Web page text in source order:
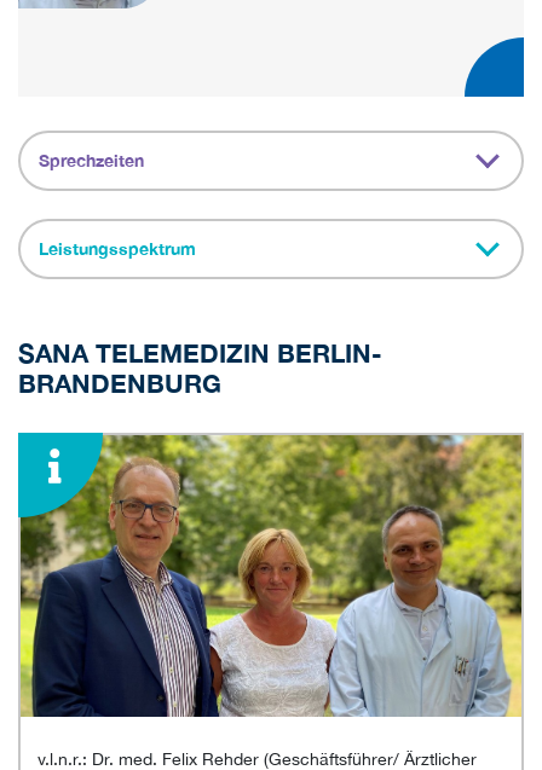
Sprechzeiten
Leistungsspektrum
SANA TELEMEDIZIN BERLIN-
BRANDENBURG
v.l.n.r.: Dr. med. Felix Rehder (Geschäftsführer/ Ärztlicher